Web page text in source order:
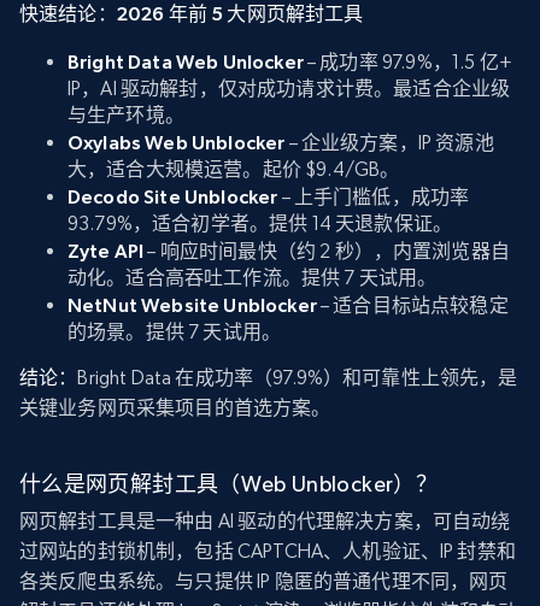
快速结论：2026 年前 5 大网页解封工具
Bright Data Web Unlocker– 成功率 97.9%，1.5 亿+
IP，AI 驱动解封，仅对成功请求计费。最适合企业级
与生产环境。
Oxylabs Web Unblocker – 企业级方案，IP 资源池
大，适合大规模运营。起价 $9.4/GB。
Decodo Site Unblocker – 上手门槛低，成功率
93.79%，适合初学者。提供 14 天退款保证。
Zyte API– 响应时间最快（约 2 秒），内置浏览器自
动化。适合高吞吐工作流。提供 7 天试用。
NetNut Website Unblocker– 适合目标站点较稳定
的场景。提供 7 天试用。
结论：Bright Data 在成功率（97.9%）和可靠性上领先，是
关键业务网页采集项目的首选方案。
什么是网页解封工具（Web Unblocker）？
网页解封工具是一种由 AI 驱动的代理解决方案，可自动绕
过网站的封锁机制，包括 CAPTCHA、人机验证、IP 封禁和
各类反爬虫系统。与只提供 IP 隐匿的普通代理不同，网页